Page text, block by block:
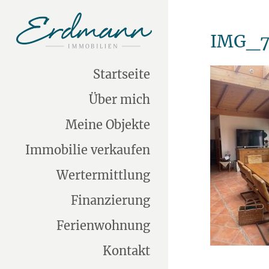
Startseite
Über mich
Meine Objekte
Immobilie verkaufen
Wertermittlung
Finanzierung
Ferienwohnung
Kontakt